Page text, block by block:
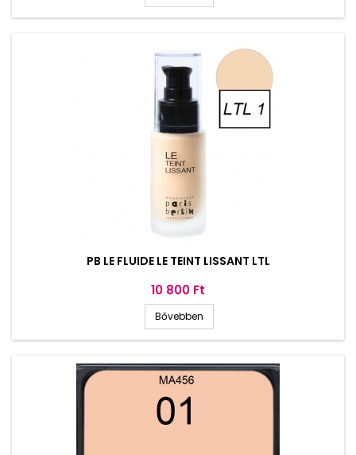
PB LE FLUIDE LE TEINT LISSANT LTL
Ár
10 800 Ft
Bővebben